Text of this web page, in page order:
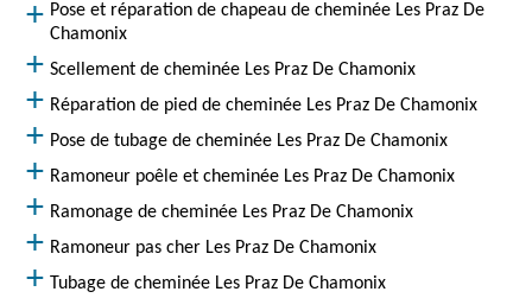
Pose et réparation de chapeau de cheminée Les Praz De
Chamonix
Scellement de cheminée Les Praz De Chamonix
Réparation de pied de cheminée Les Praz De Chamonix
Pose de tubage de cheminée Les Praz De Chamonix
Ramoneur poêle et cheminée Les Praz De Chamonix
Ramonage de cheminée Les Praz De Chamonix
Ramoneur pas cher Les Praz De Chamonix
Tubage de cheminée Les Praz De Chamonix